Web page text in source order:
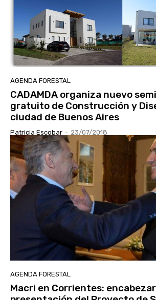
AGENDA FORESTAL
CADAMDA organiza nuevo
gratuito de Construcción y
ciudad de Buenos Aires
Patricia Escobar - 23/07/2018
AGENDA FORESTAL
Macri en Corrientes: